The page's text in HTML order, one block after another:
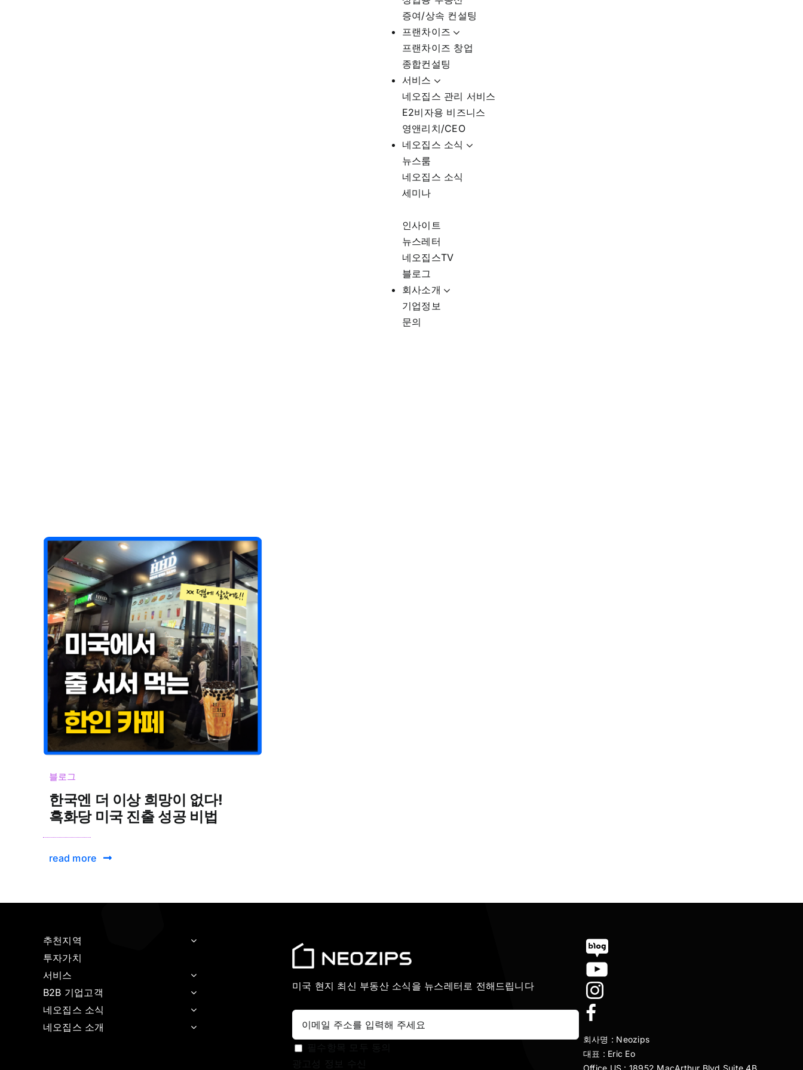
증여/상속 컨설팅
프랜차이즈
프랜차이즈 창업
종합컨설팅
서비스
네오집스 관리 서비스
E2비자용 비즈니스
영앤리치/CEO
네오집스 소식
뉴스룸
네오집스 소식
세미나
인사이트
뉴스레터
네오집스TV
블로그
회사소개
기업정보
문의
블로그
한국엔 더 이상 희망이 없다!
흑화당 미국 진출 성공 비법
read more
추천지역
투자가치
서비스
B2B 기업고객
네오집스 소식
네오집스 소개
미국 현지 최신 부동산 소식을 뉴스레터로 전해드립니다
회사명 : Neozips
대표 : Eric Eo
Office US : 18952 MacArthur Blvd Suite 4B,